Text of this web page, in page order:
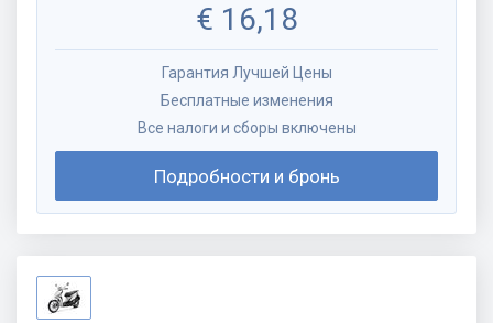
€ 16,18
Гарантия Лучшей Цены
Бесплатные изменения
Все налоги и сборы включены
Подробности и бронь